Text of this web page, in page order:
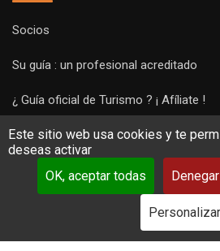
Este sitio web usa cookies y te
deseas activar
OK, aceptar todas
Personalizar
Socios
Su guía : un profesional acreditado
¿ Guía oficial de Turismo ? ¡ Afíliate !
Subir una visita y empezar a trabajar !